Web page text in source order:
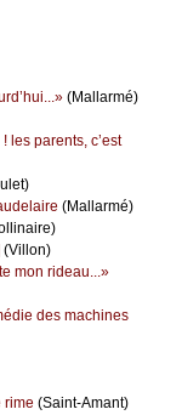
(Μаllаrmé)
lеs pаrеnts, с’еst
(Μаllаrmé)
(Villоn)
mоn ridеаu...»
dеs mасhinеs
rimе (Sаint-Αmаnt)